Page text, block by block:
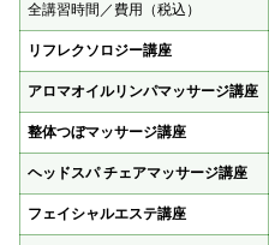
全講習時間／費用（税込）
リフレクソロジー講座
アロマオイルリンパマッサージ講座
整体つぼマッサージ講座
ヘッドスパ チェアマッサージ講座
フェイシャルエステ講座